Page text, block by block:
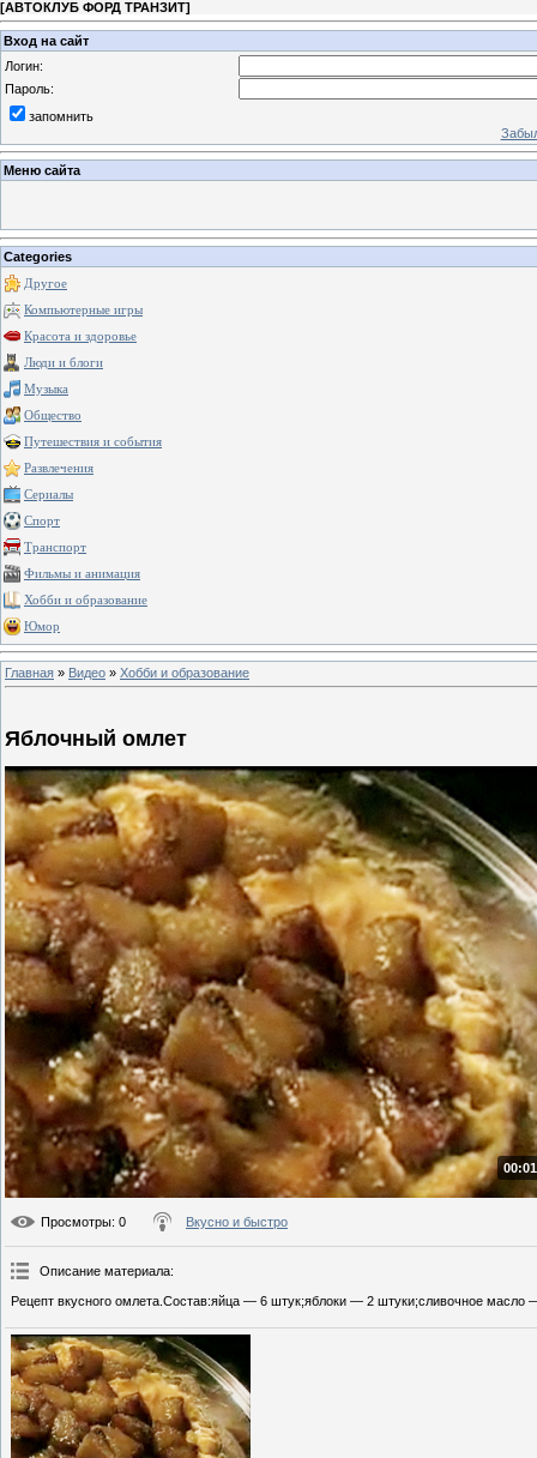
[АВТОКЛУБ ФОРД ТРАНЗИТ]
Вход на сайт
Логин:
Пароль:
запомнить
Меню сайта
Categories
Другое
Компьютерные игры
Красота и здоровье
Люди и блоги
Музыка
Общество
Путешествия и события
Развлечения
Сериалы
Спорт
Транспорт
Фильмы и анимация
Хобби и образование
Юмор
Главная » Видео » Хобби и образование
Яблочный омлет
Просмотры: 0 Вкусно и быстро
Описание материала:
Рецепт вкусного омлета.Состав:яйца — 6 штук;яблоки — 2 штуки;сливочное масло